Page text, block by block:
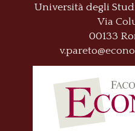
Università degli
Via
00133